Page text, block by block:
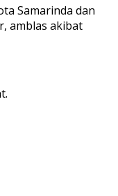
Samarinda dan
amblas akibat